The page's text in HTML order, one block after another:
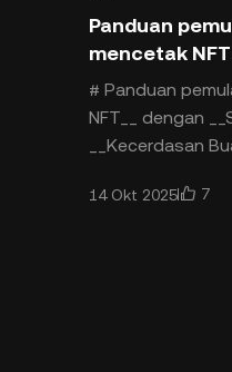
Panduan
mencetak
# Panduan
NFT__ dengan
__Kecerdasan
akhir 2022 dan
14 Okt 2025 7